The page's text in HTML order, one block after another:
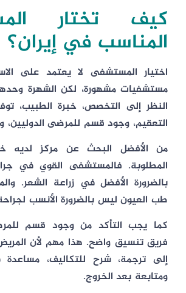
كيف تختار
المناسب في إيران؟
اختيار المستشفى لا يعتمد على
مستشفيات مشهورة، لكن الشهرة
النظر إلى التخصص، خبرة الطبيب،
التعقيم، وجود قسم للمرضى الدوليين،
من الأفضل البحث عن مركز لديه
المطلوبة. فالمستشفى القوي في
بالضرورة الأفضل في زراعة الشعر.
طب العيون ليس بالضرورة الأنسب
كما يجب التأكد من وجود قسم
فريق تنسيق واضح. هذا مهم لأن
إلى ترجمة، شرح للتكاليف، مساعدة
ومتابعة بعد الخروج.